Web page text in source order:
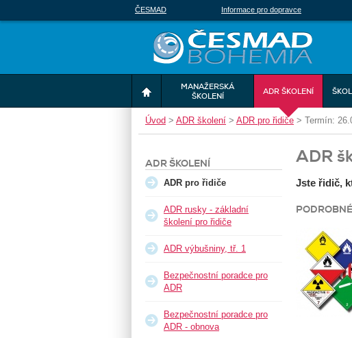
Úvod > ADR školení > ADR pro řidiče > Termín:
ADR
Jste řidič,
ADR ŠKOLENÍ
ADR pro řidiče
ADR rusky - základní
školení pro řidiče
ADR výbušniny, tř. 1
Bezpečnostní poradce pro
ADR
Bezpečnostní poradce pro
ADR - obnova
MANAŽERSKÁ
ŠKOLENÍ
ADR ŠKOLENÍ
ČESMAD Informace pro dopravce